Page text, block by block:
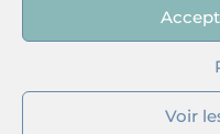
Voir
Les
Nos
Adhésion